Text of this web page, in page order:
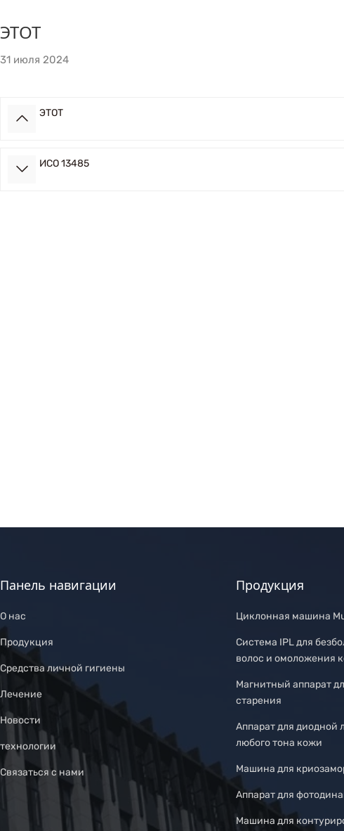
ЭТОТ
31 июля 2024
ЭТОТ
ИСО 13485
Панель навигации
О нас
Продукция
Средства личной гигиены
Лечение
Новости
технологии
Связаться с нами
Продукция
Циклонная машина
Система IPL для
волос и омоложения
Магнитный аппарат
старения
Аппарат для диодной
любого тона кожи
Машина для
Аппарат для
Машина для